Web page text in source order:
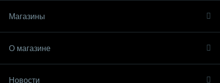
Магазины
О магазине
Новости